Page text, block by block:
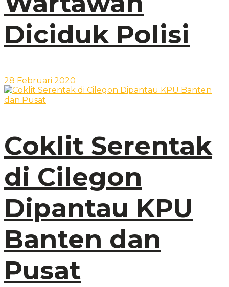
Diciduk Polisi
28 Februari 2020
Coklit Serentak
di Cilegon
Dipantau KPU
Banten dan
Pusat